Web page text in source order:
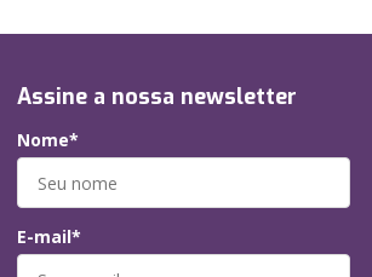
Assine a nossa newsletter
Nome*
E-mail*